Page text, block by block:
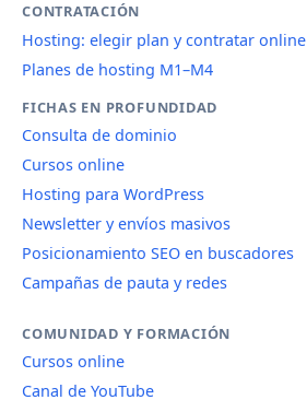
CONTRATACIÓN
Hosting: elegir plan y contratar online
Planes de hosting M1–M4
FICHAS EN PROFUNDIDAD
Consulta de dominio
Cursos online
Hosting para WordPress
Newsletter y envíos masivos
Posicionamiento SEO en buscadores
Campañas de pauta y redes
COMUNIDAD Y FORMACIÓN
Cursos online
Canal de YouTube